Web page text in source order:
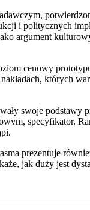
i politycznych
argument
cenowy
których
swoje podstawy
specyfikator.
prezentuje
jak duży jest